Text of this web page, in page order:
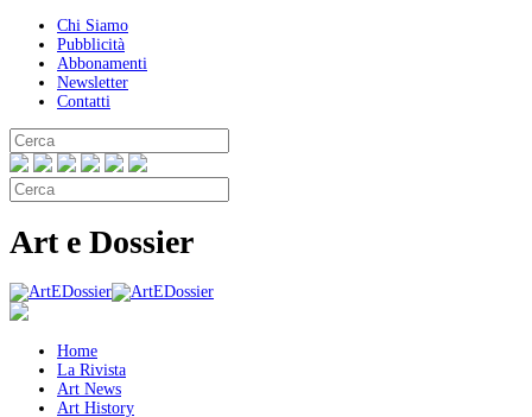
Chi Siamo
Pubblicità
Abbonamenti
Newsletter
Contatti
Art e Dossier
Home
La Rivista
Art News
Art History